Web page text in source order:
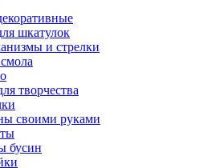
шкатулок
и стрелки
творчества
своими руками
бусин